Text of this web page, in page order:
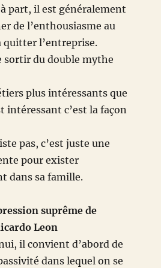
part, il est généralement
de l’enthousiasme au
quitter l’entreprise.
sortir du double mythe
plus intéressants que
intéressant c’est la façon
pas, c’est juste une
pour exister
dans sa famille.
suprême de
Leon
il convient d’abord de
dans lequel on se